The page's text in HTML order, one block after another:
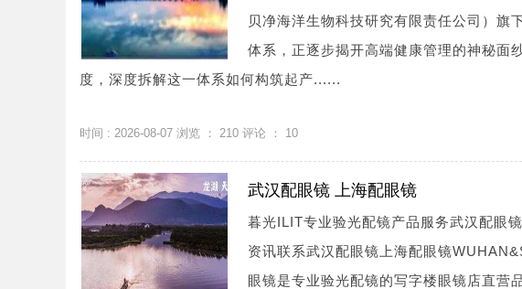
贝净海洋生物科技研究有限责任公司）旗
体系，正逐步揭开高端健康管理的神秘面
度，深度拆解这一体系如何构筑起产......
时间 : 2026-08-07 浏览 ： 210 评论 ： 10
武汉配眼镜 上海配眼镜
暮光ILIT专业验光配镜产品服务武汉配眼
资讯联系武汉配眼镜上海配眼镜
眼镜是专业验光配镜的写字楼眼镜店直营